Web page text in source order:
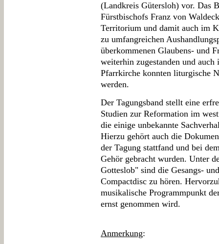
(Landkreis Gütersloh) vor. Das
Fürstbischofs Franz von
Territorium und damit auch im
zu umfangreichen
überkommenen Glaubens- und
weiterhin zugestanden und auch
Pfarrkirche konnten liturgische
werden.
Der Tagungsband stellt eine
Studien zur Reformation im
die einige unbekannte
Hierzu gehört auch die
der Tagung stattfand und bei
Gehör gebracht wurden. Unter
Gotteslob" sind die Gesangs-
Compactdisc zu hören.
musikalische Programmpunkt
ernst genommen wird.
Anmerkung: